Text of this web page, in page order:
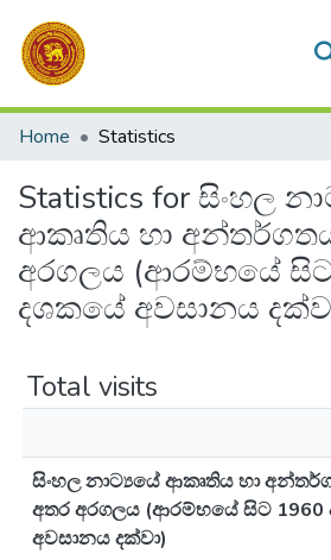
Communities & Collections
Home Statistics
Statistics for සිංහල
ආකෘතිය හා
අරගලය (ආරම්භයේ
දශකයේ අවසානය
Total visits
සිංහල නාට්‍යයේ ආකෘතිය හා
අතර අරගලය (ආරම්භයේ සිට 1960
අවසානය දක්වා)